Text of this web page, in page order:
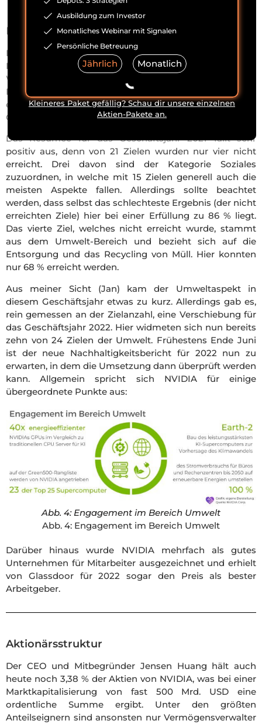
Nachhaltigkeit
Die eigenen Ziele in Bezug auf das Thema
Nachhaltigkeit gliedert NVIDIA in die Bereiche
Wirtschaft, Soziales und Umwelt. Dabei wird im
Nachhaltigkeitsbericht auf die Vorjahresziele detailliert
eingegangen und die Ansprüche für das kommende
Geschäftsjahr werden festgelegt.
Das Resümee für das Geschäftsjahr 2021 fällt sehr
positiv aus, denn von 21 Zielen wurden nur vier nicht
erreicht. Drei davon sind der Kategorie Soziales
zuzuordnen, in welche mit 15 Zielen generell auch die
meisten Aspekte fallen. Allerdings sollte beachtet
werden, dass selbst das schlechteste Ergebnis (der nicht
erreichten Ziele) hier bei einer Erfüllung zu 86 % liegt.
Das vierte Ziel, welches nicht erreicht wurde, stammt
aus dem Umwelt-Bereich und bezieht sich auf die
Entsorgung und das Recycling von Müll. Hier konnten
nur 68 % erreicht werden.
Aus meiner Sicht (Jan) kam der Umweltaspekt in
diesem Geschäftsjahr etwas zu kurz. Allerdings gab es,
rein gemessen an der Zielanzahl, eine Verschiebung für
das Geschäftsjahr 2022. Hier widmeten sich nun bereits
zehn von 24 Zielen der Umwelt. Frühestens Ende Juni
ist der neue Nachhaltigkeitsbericht für 2022 nun zu
erwarten, in dem die Umsetzung dann überprüft werden
kann. Allgemein spricht sich NVIDIA für einige
übergeordnete Punkte aus:
Abb. 4: Engagement im Bereich Umwelt
Abb. 4: Engagement im Bereich Umwelt
Darüber hinaus wurde NVIDIA mehrfach als gutes
Unternehmen für Mitarbeiter ausgezeichnet und erhielt
von Glassdoor für 2022 sogar den Preis als bester
Arbeitgeber.
Aktionärsstruktur
Der CEO und Mitbegründer Jensen Huang hält auch
heute noch 3,38 % der Aktien von NVIDIA, was bei einer
Marktkapitalisierung von fast 500 Mrd. USD eine
ordentliche Summe ergibt. Unter den größten
Anteilseignern sind ansonsten nur Vermögensverwalter
Ausbildung zum Investor
Monatliches Webinar mit Signalen
Persönliche Betreuung
Jährlich Monatlich
Kleineres Paket gefällig? Schau dir unsere einzelnen
Aktien-Pakete an.